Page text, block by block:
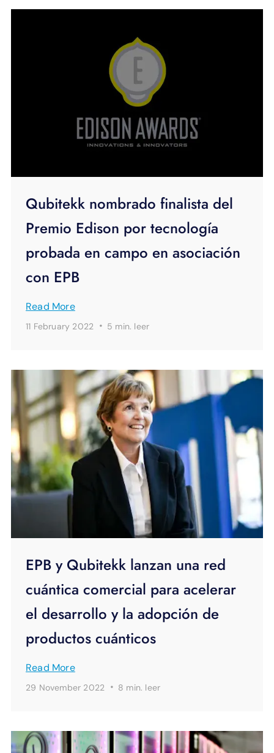
Qubitekk nombrado finalista del
Premio Edison por tecnología
probada en campo en asociación
con EPB
Read More
11 February 2022 · 5 min. leer
EPB y Qubitekk lanzan una red
cuántica comercial para acelerar
el desarrollo y la adopción de
productos cuánticos
Read More
29 November 2022 · 8 min. leer